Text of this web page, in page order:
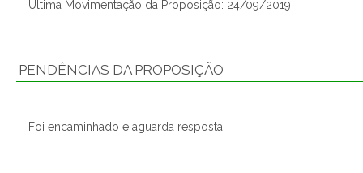
Última Movimentação da Proposição: 24/09/2019
PENDÊNCIAS DA PROPOSIÇÃO
Foi encaminhado e aguarda resposta.